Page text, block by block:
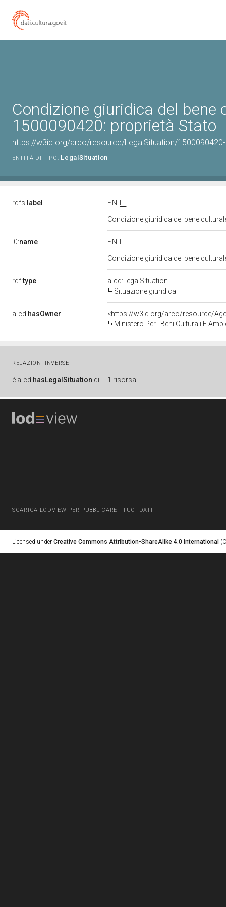
Condizione giuridica del bene
1500090420: proprietà Stato
https://w3id.org/arco/resource/LegalSituation/
ENTITÀ DI TIPO: LegalSituation
rdfs: label EN
IT
Condizione giuridica del bene
l0:name EN
IT
Condizione giuridica del bene
rdf:type
a-cd:LegalSituation
Situazione giuridica
a-cd:hasOwner
<https://w3id.org/arco/resource/
Ministero Per I Beni Culturali E
RELAZIONI INVERSE
è a-cd:hasLegalSituation di 1 risorsa
SCARICA LODVIEW PER PUBBLICARE I TUOI DATI
Licensed under Creative Commons Attribution-ShareAlike 4.0 International